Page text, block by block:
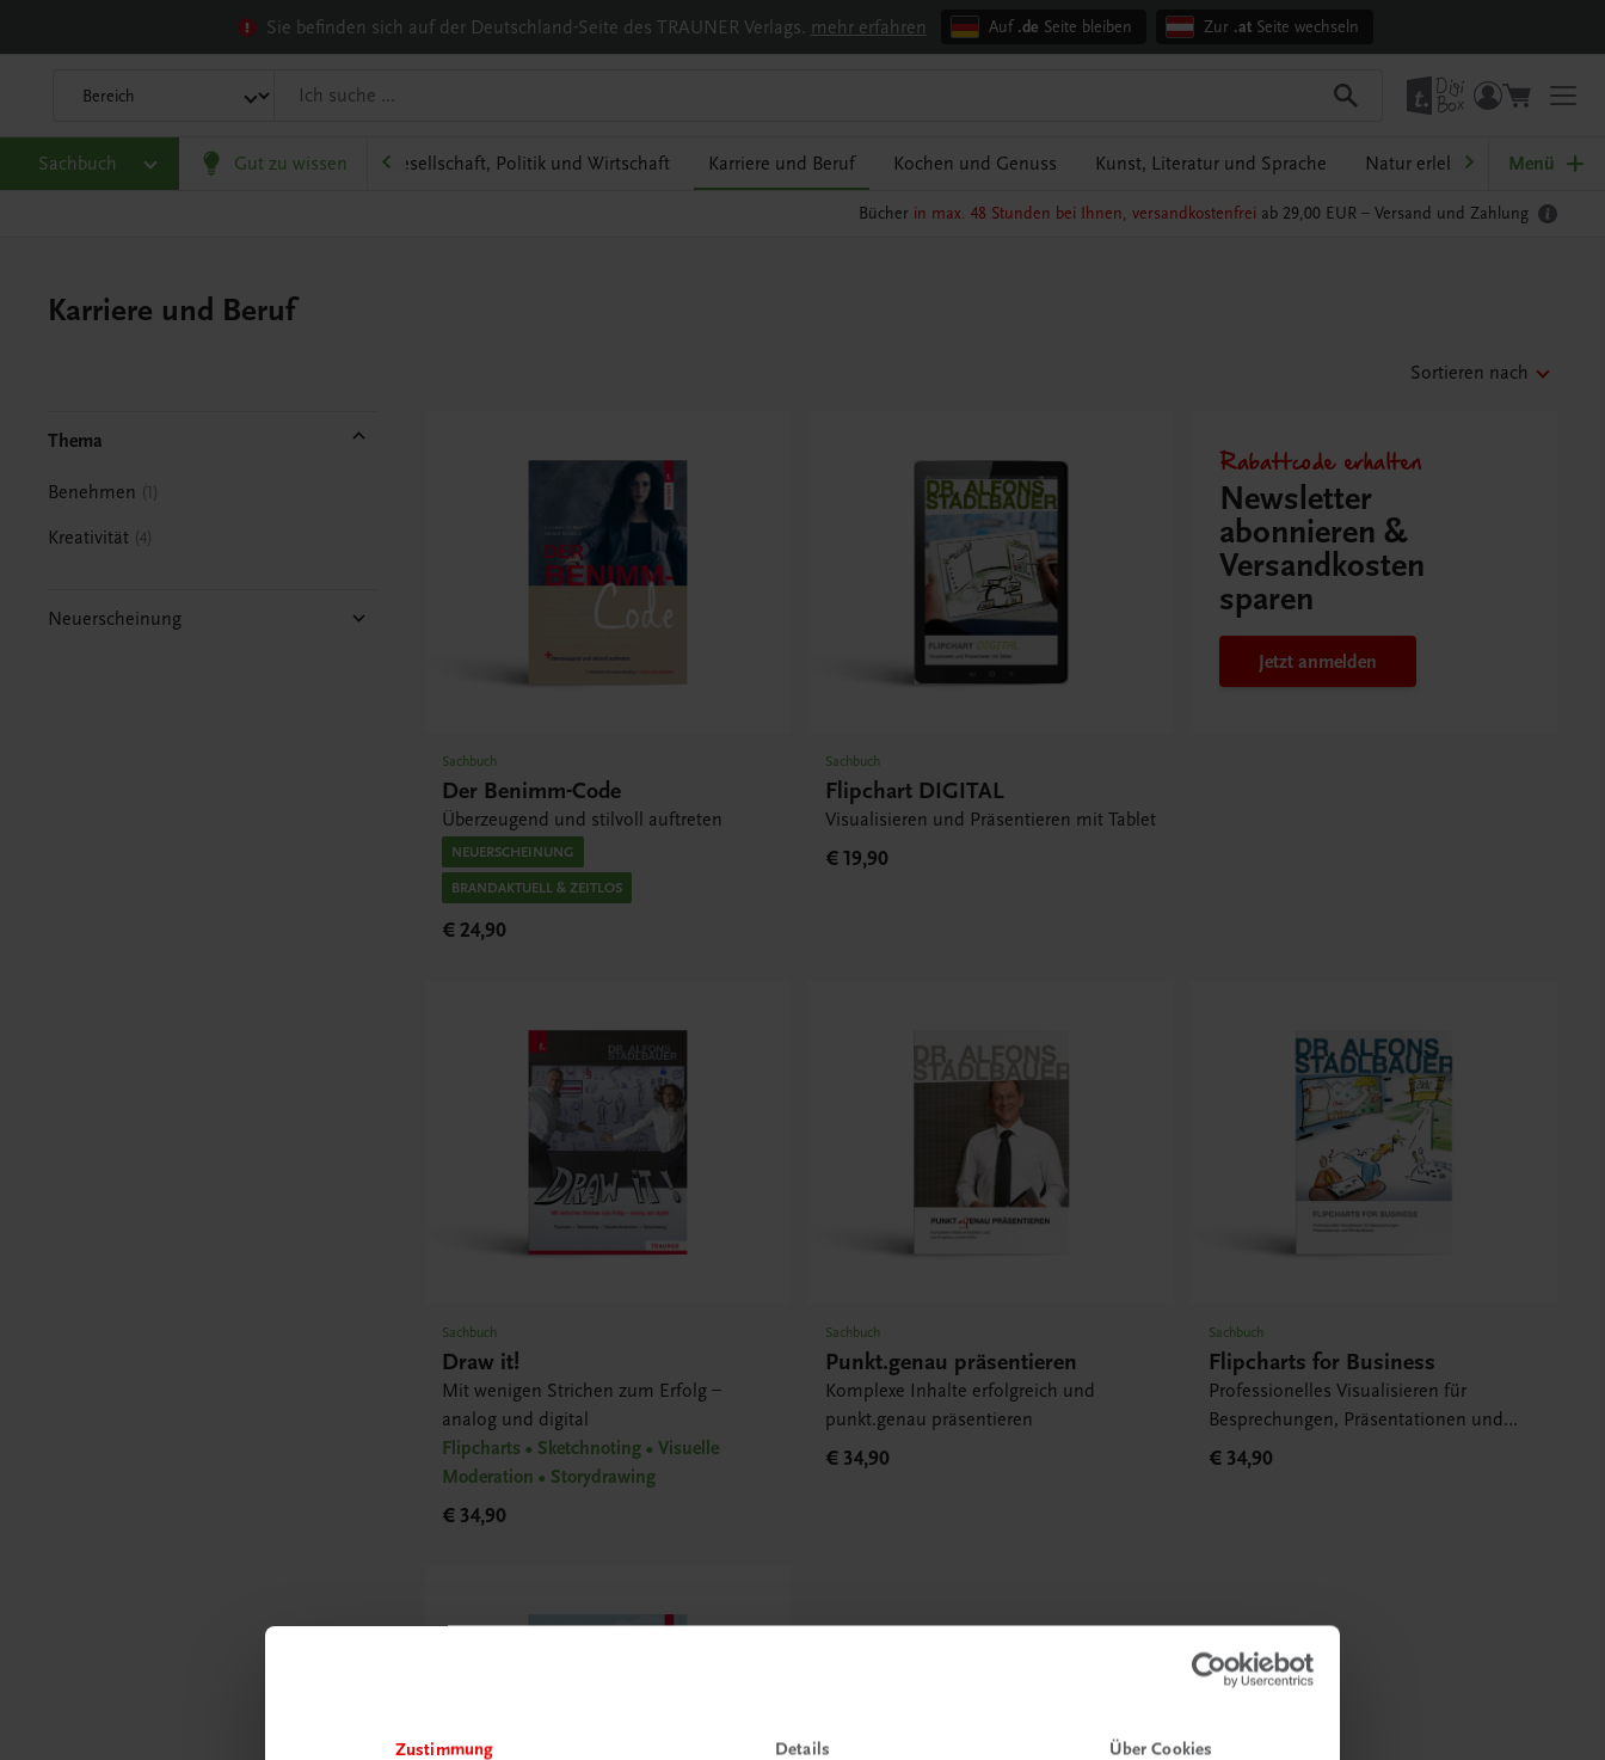
Zustimmung Details Über Cookies
Sie befinden sich auf der Deutschland-Seite des TRAUNER Verlags. mehr erfahren Auf .de Seite bleiben Zur .atSeite wechseln
Sachbuch Gut zu wissen
Familie und Gesundheit Gesellschaft, Politik und Wirtschaft Karriere und Beruf Kochen und Genuss Kunst, Literatur und Sprache Natur erleben Menü
Bücher in max. 48 Stunden bei Ihnen, versandkostenfrei ab 29,00 EUR – Versand und Zahlung
Karriere und Beruf
Sortieren nach
Thema
Benehmen 1
Kreativität 4
Neuerscheinung
Sachbuch
Der Benimm-Code
Überzeugend und stilvoll auftreten
NEUERSCHEINUNG
BRANDAKTUELL & ZEITLOS
€ 24,90
Sachbuch
Flipchart DIGITAL
Visualisieren und Präsentieren mit Tablet
€ 19,90
Rabattcode erhalten
Newsletter
abonnieren &
Versandkosten
sparen
Jetzt anmelden
Sachbuch
Draw it!
Mit wenigen Strichen zum Erfolg –
analog und digital
Flipcharts • Sketchnoting • Visuelle
Moderation • Storydrawing
€ 34,90
Sachbuch
Punkt.genau präsentieren
Komplexe Inhalte erfolgreich und
punkt.genau präsentieren
€ 34,90
Sachbuch
Flipcharts for Business
Professionelles Visualisieren für
Besprechungen, Präsentationen und
Moderationen
€ 34,90